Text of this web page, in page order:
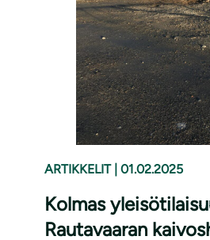
ARTIKKELIT 01.02.2025
Kolmas
Rautavaaran